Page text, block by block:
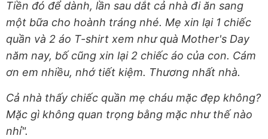
Tiền đó để dành, lần sau dắt cả nhà đi ăn sang
một bữa cho hoành tráng nhé. Mẹ xin lại 1 chiếc
quần và 2 áo T-shirt xem như quà Mother's Day
năm nay, bố cũng xin lại 2 chiếc áo của con. Cám
ơn em nhiều, nhớ tiết kiệm. Thương nhất nhà.
Cả nhà thấy chiếc quần mẹ cháu mặc đẹp không?
Mặc gì không quan trọng bằng mặc như thế nào
nhỉ".